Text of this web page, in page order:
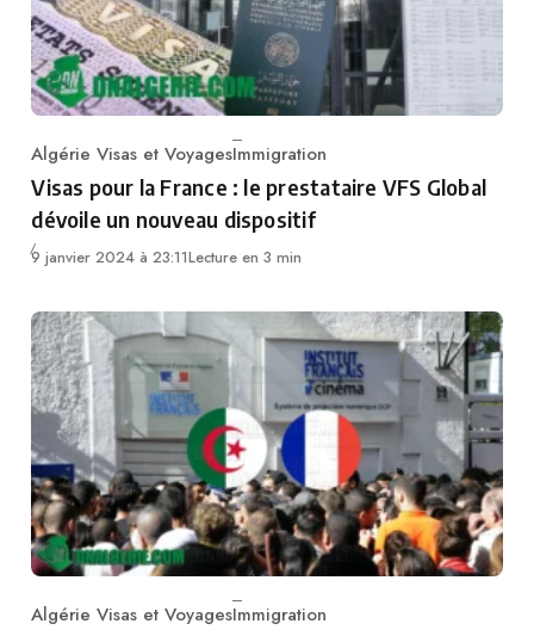
Category
Algérie Visas et VoyagesImmigration
Visas pour la France : le prestataire VFS Global
dévoile un nouveau dispositif
9 janvier 2024 à 23:11Lecture en 3 min
Category
Algérie Visas et VoyagesImmigration